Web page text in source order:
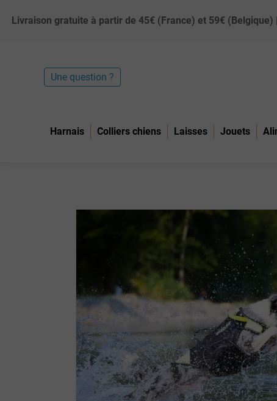
Livraison gratuite à partir de 45€ (France) et 59€
Une question ?
Harnais Colliers chiens Laisses Jouets
Zoomer sur l'image